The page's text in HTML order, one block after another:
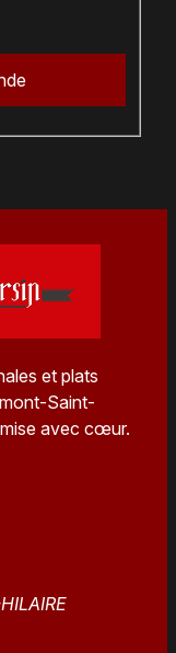
et plats
Saint-
avec cœur.